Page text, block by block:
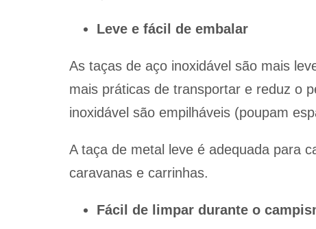
Leve e fácil de embalar
As taças de aço inoxidável são mais
mais práticas de transportar e reduz o
inoxidável são empilháveis (poupam
A taça de metal leve é adequada para
caravanas e carrinhas.
Fácil de limpar durante o